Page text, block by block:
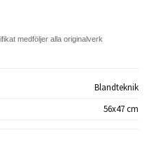
medföljer alla originalverk
Blandteknik
56x47 cm